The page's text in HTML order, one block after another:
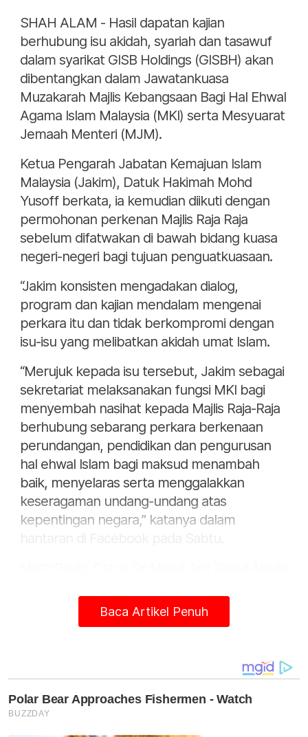
SHAH ALAM - Hasil dapatan kajian
berhubung isu akidah, syariah dan tasawuf
dalam syarikat GISB Holdings (GISBH) akan
dibentangkan dalam Jawatankuasa
Muzakarah Majlis Kebangsaan Bagi Hal Ehwal
Agama Islam Malaysia (MKI) serta Mesyuarat
Jemaah Menteri (MJM).
Ketua Pengarah Jabatan Kemajuan Islam
Malaysia (Jakim), Datuk Hakimah Mohd
Yusoff berkata, ia kemudian diikuti dengan
permohonan perkenan Majlis Raja Raja
sebelum difatwakan di bawah bidang kuasa
negeri-negeri bagi tujuan penguatkuasaan.
“Jakim konsisten mengadakan dialog,
program dan kajian mendalam mengenai
perkara itu dan tidak berkompromi dengan
isu-isu yang melibatkan akidah umat Islam.
“Merujuk kepada isu tersebut, Jakim sebagai
sekretariat melaksanakan fungsi MKI bagi
menyembah nasihat kepada Majlis Raja-Raja
berhubung sebarang perkara berkenaan
perundangan, pendidikan dan pengurusan
hal ehwal Islam bagi maksud menambah
baik, menyelaras serta menggalakkan
keseragaman undang-undang atas
kepentingan negara,” katanya dalam
isu membabitkan GISBH sudah dibentangkan
kepada pelbagai pihak termasuk Jakim dan
Pensyarah Universiti Islam Antarabangsa
Malaysia (UIAM), Dr Abu Hafiz Salleh Hudin
Baca Artikel Penuh